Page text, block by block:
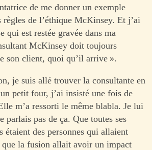
de me donner un exemple
règles de l’éthique McKinsey. Et j’ai
qui est restée gravée dans ma
McKinsey doit toujours
son client, quoi qu’il arrive ».
je suis allé trouver la consultante en
petit four, j’ai insisté une fois de
m’a ressorti le même blabla. Je lui
parlais pas de ça. Que toutes ses
étaient des personnes qui allaient
la fusion allait avoir un impact